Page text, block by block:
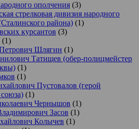
ополчения (3)
стрелковая дивизия народного
района) (1)
курсантов (3)
(1)
Шлягин (1)
Татищев (обер-полицмейстер
(1)
(1)
Пустовалов (герой
(1)
Чернышов (1)
Засов (1)
Колычев (1)